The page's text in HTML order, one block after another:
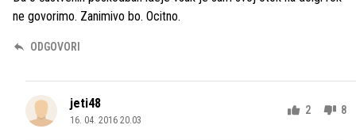
ne govorimo. Zanimivo bo. Ocitno.
ODGOVORI
jeti48
16. 04. 2016 20.03
2 8